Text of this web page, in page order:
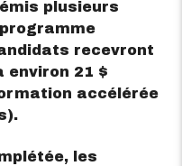
plusieurs
recevront
environ 21 $
accélérée
les